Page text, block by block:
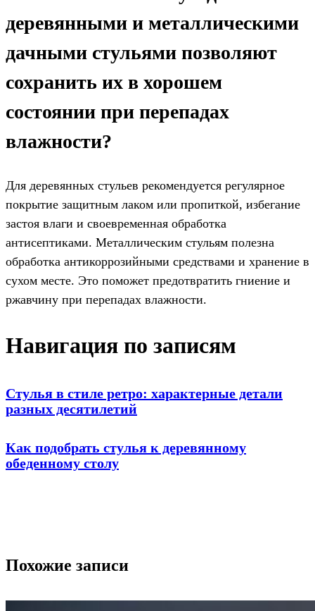
деревянными и металлическими
дачными стульями позволяют
сохранить их в хорошем
состоянии при перепадах
влажности?
Для деревянных стульев рекомендуется регулярное
покрытие защитным лаком или пропиткой, избегание
застоя влаги и своевременная обработка
антисептиками. Металлическим стульям полезна
обработка антикоррозийными средствами и хранение в
сухом месте. Это поможет предотвратить гниение и
ржавчину при перепадах влажности.
Навигация по записям
Стулья в стиле ретро: характерные детали
разных десятилетий
Как подобрать стулья к деревянному
обеденному столу
Похожие записи